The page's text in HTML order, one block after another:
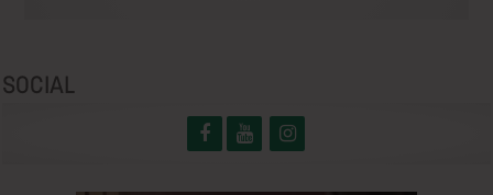
SOCIAL